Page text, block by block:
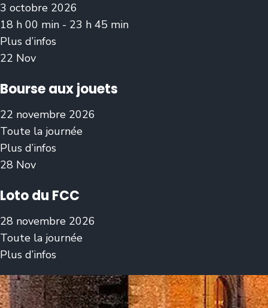
3 octobre 2026
18 h 00 min - 23 h 45 min
Plus d’infos
22 Nov
Bourse aux jouets
22 novembre 2026
Toute la journée
Plus d’infos
28 Nov
Loto du FCC
28 novembre 2026
Toute la journée
Plus d’infos